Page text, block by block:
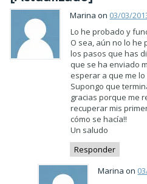
Marina on 03/03/
Lo he probado y
O sea, aún no lo he
los pasos que has
que se ha enviado
esperar a que me
Supongo que
gracias porque me
recuperar mis
cómo se hacía!!
Un saludo
Responder
Marina on